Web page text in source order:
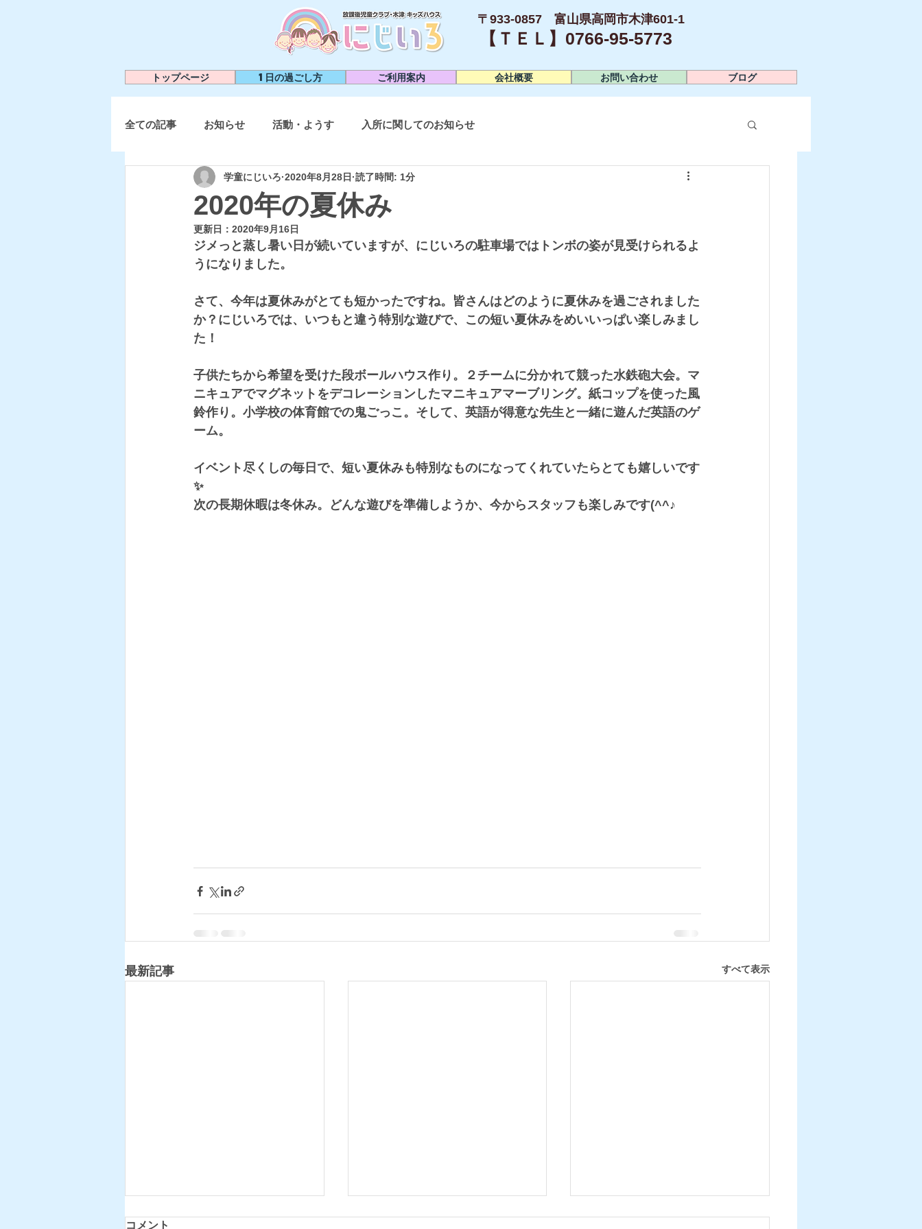
〒933-0857 富山県高岡市木津601-1
【ＴＥＬ】0766-95-5773​
トップページ 1日の過ごし方 ご利用案内 会社概要 お問い合わせ ブログ
全ての記事 お知らせ 活動・ようす 入所に関してのお知らせ
2020年の夏休み
学童にじいろ 2020年8月28日 読了時間: 1分
更新日： 2020年9月16日
ジメっと蒸し暑い日が続いていますが、にじいろの駐車場ではトンボの姿が見受けられるよ
うになりました。
さて、今年は夏休みがとても短かったですね。皆さんはどのように夏休みを過ごされました
か？にじいろでは、いつもと違う特別な遊びで、この短い夏休みをめいいっぱい楽しみまし
た！
子供たちから希望を受けた段ボールハウス作り。２チームに分かれて競った水鉄砲大会。マ
ニキュアでマグネットをデコレーションしたマニキュアマーブリング。紙コップを使った風
鈴作り。小学校の体育館での鬼ごっこ。そして、英語が得意な先生と一緒に遊んだ英語のゲ
ーム。
イベント尽くしの毎日で、短い夏休みも特別なものになってくれていたらとても嬉しいです
✨
次の長期休暇は冬休み。どんな遊びを準備しようか、今からスタッフも楽しみです(^^♪
最新記事 すべて表示
コメント